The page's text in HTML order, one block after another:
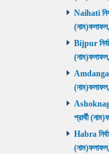
Naihati
Bijpur
Amdanga
প্রার্থী
Habra